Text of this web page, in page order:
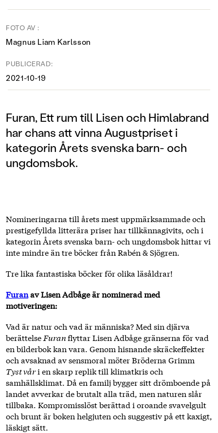
FOTO AV :
Magnus Liam Karlsson
PUBLICERAD:
2021-10-19
Furan, Ett rum till Lisen och Himlabrand
har chans att vinna Augustpriset i
kategorin Årets svenska barn- och
ungdomsbok.
Nomineringarna till årets mest uppmärksammade och
prestigefyllda litterära priser har tillkännagivits, och i
kategorin Årets svenska barn- och ungdomsbok hittar vi
inte mindre än tre böcker från Rabén & Sjögren.
Tre lika fantastiska böcker för olika läsåldrar!
Furanav Lisen Adbåge är nominerad med
motiveringen:
Vad är natur och vad är människa? Med sin djärva
berättelse Furanflyttar Lisen Adbåge gränserna för vad
en bilderbok kan vara. Genom hisnande skräckeffekter
och avsaknad av sensmoral möter Bröderna Grimm
Tyst våri en skarp replik till klimatkris och
samhällsklimat. Då en familj bygger sitt drömboende på
landet avverkar de brutalt alla träd, men naturen slår
tillbaka. Kompromisslöst berättad i oroande svavelgult
och brunt är boken helgjuten och suggestiv på ett kaxigt,
läskigt sätt.